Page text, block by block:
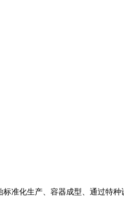
准化生产、容器成型、通过特种